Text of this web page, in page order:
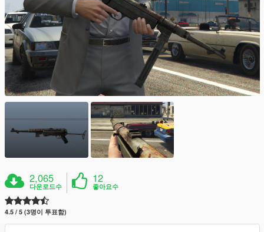
2,065
다운로드수
12
좋아요수
4.5 / 5 (3명이 투표함)